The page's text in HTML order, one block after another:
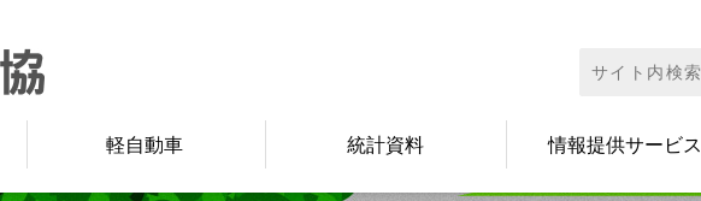
軽自動車 統計資料 情報提供サービス
索: